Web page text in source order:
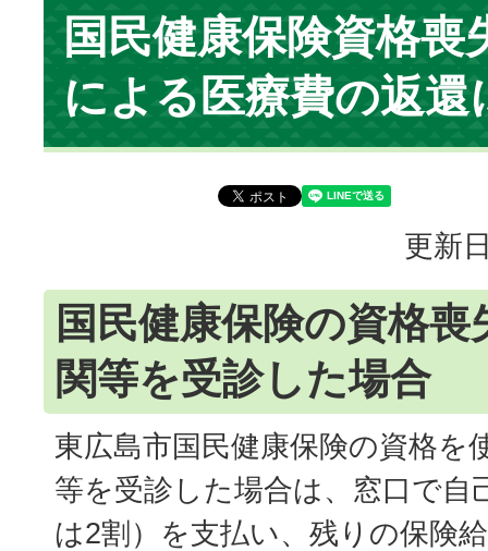
置国民健康保険資格喪
による医療費の返還
更新
国民健康保険の資格喪
関等を受診した場合
東広島市国民健康保険の資格を
等を受診した場合は、窓口で自
は2割）を支払い、残りの保険